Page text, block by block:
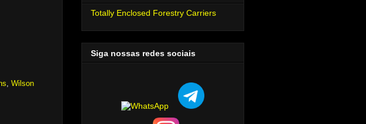
Wilson
Totally Enclosed Forestry Carriers
Siga nossas redes sociais